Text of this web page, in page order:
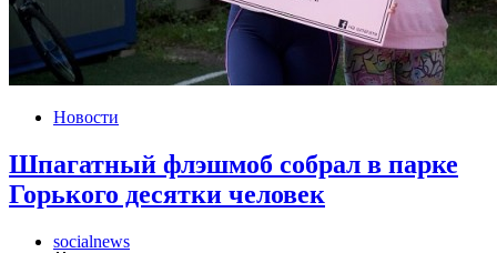
Новости
Шпагатный флэшмоб собрал в парке
Горького десятки человек
socialnews